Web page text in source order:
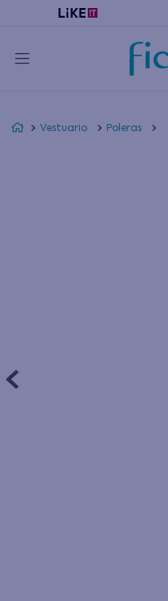
Vestuario Poleras